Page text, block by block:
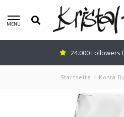
MENU
24.000 Followers
Startseite / Kosta